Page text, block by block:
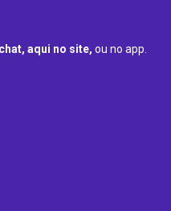
aqui no site, ou no app.